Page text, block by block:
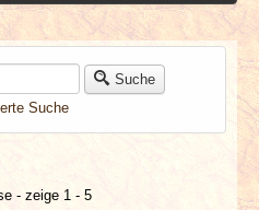
Suche
Suche
- zeige 1 - 5